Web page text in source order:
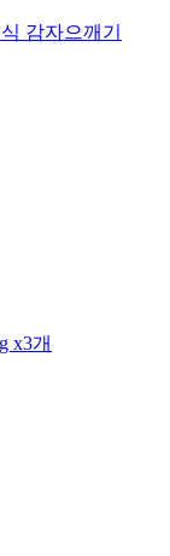
감자으깨기
x3개